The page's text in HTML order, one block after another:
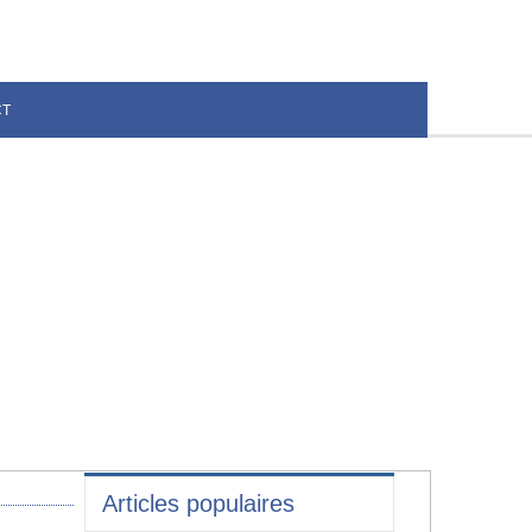
Articles populaires